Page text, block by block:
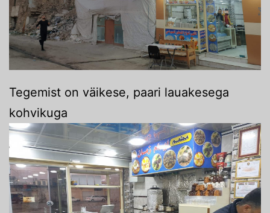
Tegemist on väikese, paari lauakesega
kohvikuga